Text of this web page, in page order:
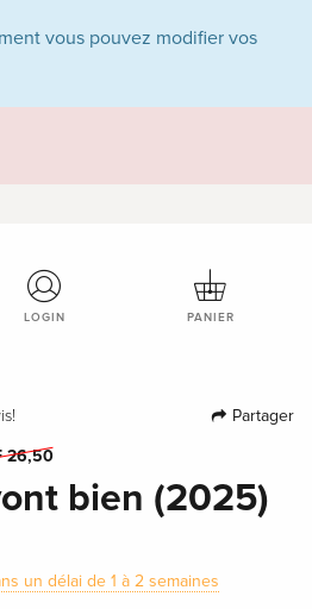
vous pouvez modifier vos
LOGIN PANIER
Partager
26,50
bien (2025)
un délai de 1 à 2 semaines